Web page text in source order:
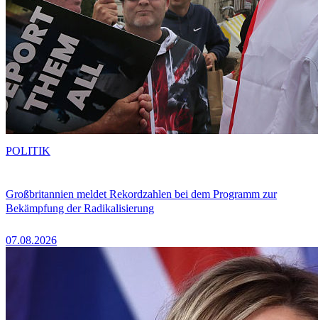
Großbritannien meldet Rekordzahlen bei dem Programm zur
Bekämpfung der Radikalisierung
07.08.2026
POLITIK